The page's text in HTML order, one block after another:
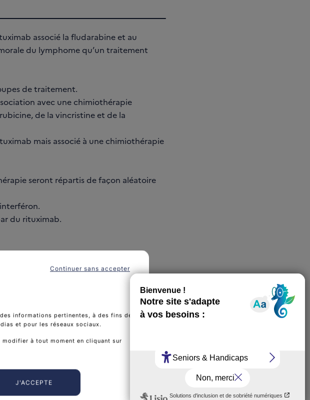
associé la fludarabine et au
du lymphome qu’un traitement
de traitement.
avec une chimiothérapie
de la vincristine et de la
mais associé à une chimiothérapie
seront répartis de façon aléatoire
du rituximab.
informations pertinentes, à des fins de
et pour les réseaux sociaux.
à tout moment en cliquant sur
J'ACCEPTE
Continuer sans accepter